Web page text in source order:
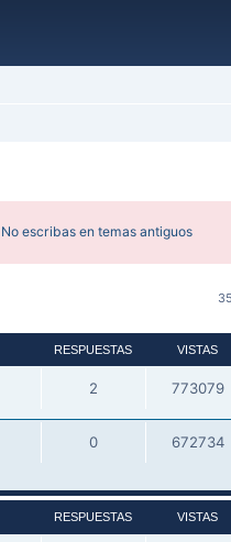
No escribas en temas antiguos
RESPUESTAS VISTAS
2 773079
0 672734
RESPUESTAS VISTAS